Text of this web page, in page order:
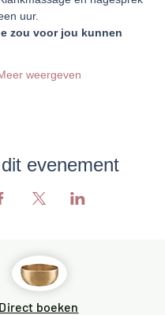
uur.
zou voor jou kunnen
weergeven
evenement
Direct boeken